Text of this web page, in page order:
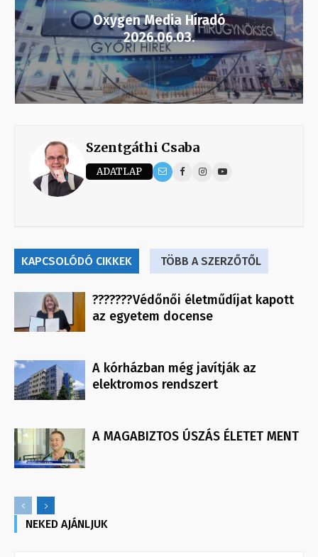
Oxygen Media Híradó
2026.06.03.
Szentgáthi Csaba
ADATLAP
KAPCSOLÓDÓ CIKKEK TÖBB A SZERZŐTŐL
???????Védőnői életműdíjat kapott
az egyetem docense
A kórházban még javítják az
elektromos rendszert
A MAGABIZTOS ÚSZÁS ÉLETET MENT
NEKED AJÁNLJUK